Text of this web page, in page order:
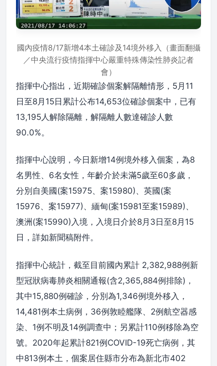
國內疫情8/17新增4本土確診及14境外移入（畫面翻攝
／中央流行疫情指揮中心嚴重特殊傳染性肺炎記者
會）
指揮中心指出，近期確診個案解隔離情形，5月11
日至8月15日累計公布14,653位確診個案中，已有
13,195人解除隔離，解隔離人數達確診人數
90.0%。
指揮中心說明，今日新增14例境外移入個案，為8
名男性、6名女性，年齡介於未滿5歲至60多歲，
分別自美國(案15975、案15980)、英國(案
15976、案15977)、緬甸(案15981至案15989)、
澳洲(案15990)入境，入境日介於8月3日至8月15
日，詳如新聞稿附件。
指揮中心統計，截至目前國內累計 2,382,988例新
型冠狀病毒肺炎相關通報(含2,365,884例排除)，
其中15,880例確診，分別為1,346例境外移入，
14,481例本土病例，36例敦睦艦隊、2例航空器感
染、1例不明及14例調查中；另累計110例移除為空
號。2020年起累計821例COVID-19死亡病例，其
中813例本土，個案居住縣市分布為新北市402